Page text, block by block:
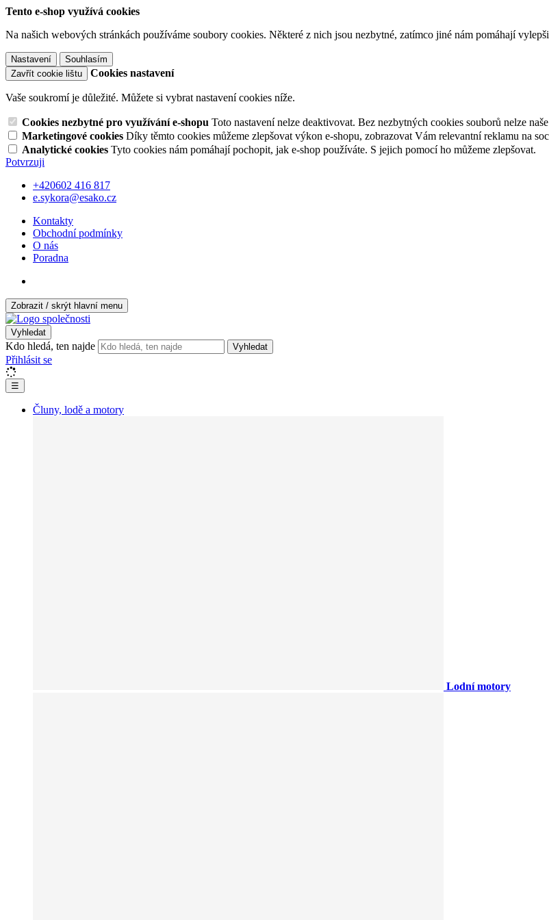
Tento e-shop využívá cookies
Na našich webových stránkách používáme soubory cookies. Některé z nich jsou nezbytné, zatímco jiné nám pomáhají
Nastavení
Souhlasím
Zavřít cookie lištu
Cookies nastavení
Vaše soukromí je důležité. Můžete si vybrat nastavení cookies níže.
Cookies nezbytné pro využívání e-shopu Toto nastavení nelze deaktivovat. Bez nezbytných cookies souborů nelze
Marketingové cookies Díky těmto cookies můžeme zlepšovat výkon e-shopu, zobrazovat Vám relevantní reklamu na
Analytické cookies Tyto cookies nám pomáhají pochopit, jak e-shop používáte. S jejich pomocí ho můžeme zlepšovat.
Potvrzuji
+420602 416 817
e.sykora@esako.cz
Kontakty
Obchodní podmínky
O nás
Poradna
Zobrazit / skrýt hlavní menu
Vyhledat
Kdo hledá, ten najde Vyhledat
Přihlásit se
☰
Čluny, lodě a motory
Lodní motory